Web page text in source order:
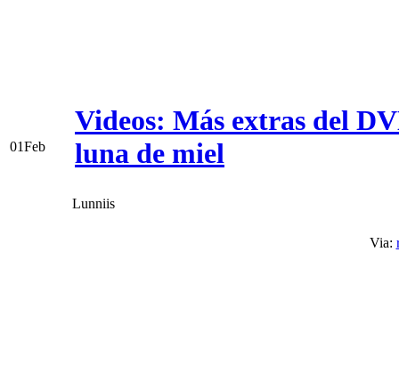
01Feb
Videos: Más extras del
luna de miel
Lunniis
Via: